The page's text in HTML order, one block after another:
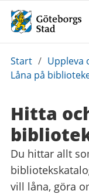
Du
är
Start / Uppleva
Låna på
Hitta
Du hittar allt
vill låna, göra